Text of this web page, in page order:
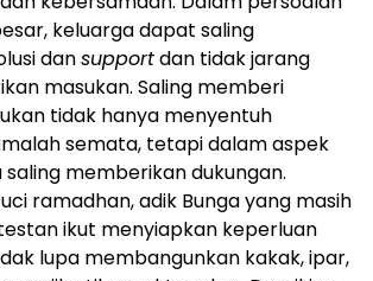
keluarga dapat saling
dansupportdan tidak jarang
masukan. Saling memberi
tidak hanya menyentuh
semata, tetapi dalam aspek
memberikan dukungan.
ramadhan, adik Bunga yang masih
ikut menyiapkan keperluan
lupa membangunkan kakak, ipar,